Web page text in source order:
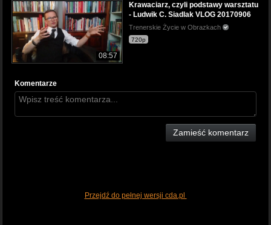
08:57
Krawaciarz, czyli podstawy warsztatu
- Ludwik C. Siadlak VLOG 20170906
Trenerskie Życie w Obrazkach
720p
Komentarze
Zamieść komentarz
Przejdź do pełnej wersji cda.pl